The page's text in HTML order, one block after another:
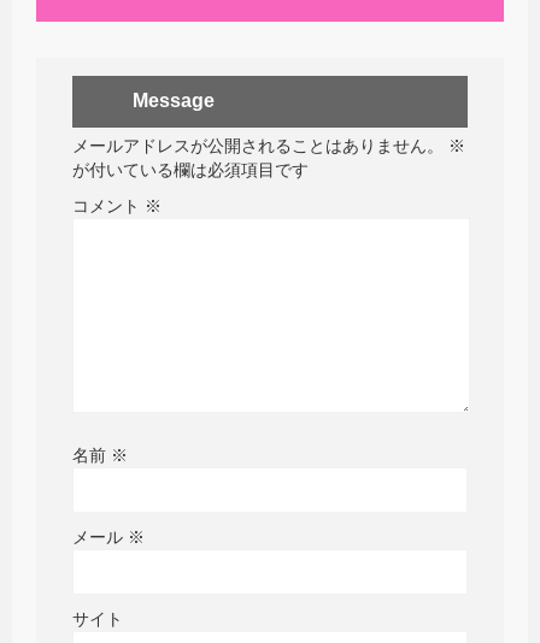
Message
メールアドレスが公開されることはありません。
※
が付いている欄は必須項目です
コメント ※
名前 ※
メール ※
サイト